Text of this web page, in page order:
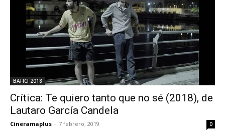
BAFICI 2018
Crítica: Te quiero tanto que no sé (2018), de
Lautaro García Candela
Cineramaplus - 7 febrero, 2019 0